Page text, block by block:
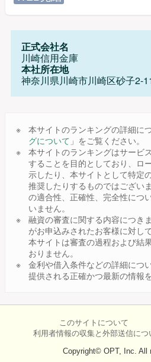
正式会社名
川崎信用金庫
本社所在地
神奈川県川崎市川崎区砂子2-
本サイトのランキングの詳細に
グについて 」をご覧ください。
本サイトのランキングはサービ
することを目的としており、ロ
示したり、本サイトとして特定
推奨したりするものではござい
の適合性、正確性、完全性につ
いません。
融資の審査に関する内容につき
がお申込みされたお客様に対し
本サイトは審査の過程および結
おりません。
金利や借入条件などの詳細につ
提供される正確かつ最新の情報
このサイトについて
利用者情報の収集と外部送信につ
Copyright© OPT, Inc. All